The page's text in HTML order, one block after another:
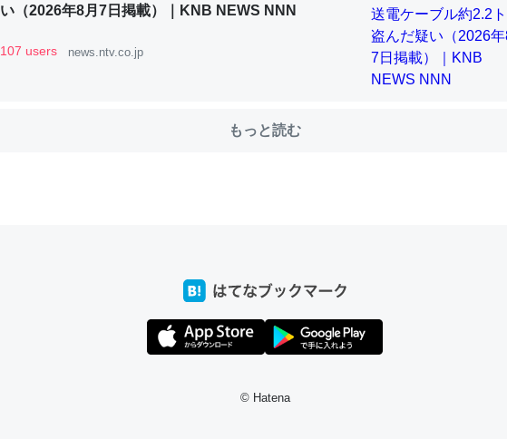
中。あと、Googleマップで位置情報を共有してる。電池残量や充電中かが分かるのでこ
ちょうど同じ理由でEcho Show 8を設定中でした。PrimeとかSpotifyを支払う孝行もで
きる。一生で親と会える残り時間を日数にすると1週間とかの人が多いそうだけど、それ
を実質100倍以上に伸ばす効果があるはず……
い（2026年8月7日掲載）｜KNB NEWS NNN
107 users news.ntv.co.jp
もっと読む
© Hatena